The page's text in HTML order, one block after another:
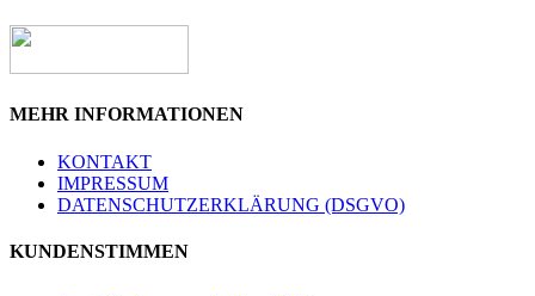
MEHR INFORMATIONEN
KONTAKT
IMPRESSUM
DATENSCHUTZERKLÄRUNG (DSGVO)
KUNDENSTIMMEN